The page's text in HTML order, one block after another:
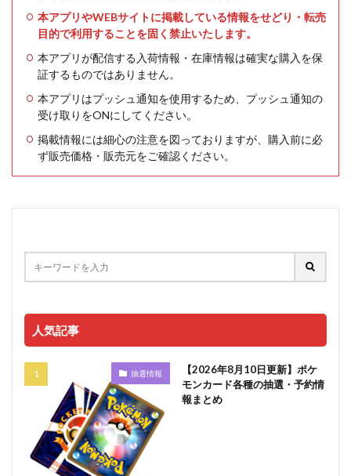
本アプリやWEBサイトに掲載している情報をせどり・転売
目的で利用することを固く禁止いたします。
本アプリが配信する入荷情報・在庫情報は確実な購入を保
証するものではありません。
本アプリはプッシュ通知を使用するため、プッシュ通知の
受け取りをONにしてください。
掲載情報には細心の注意を図っておりますが、購入前に必
ず販売価格・販売元をご確認ください。
人気記事
抽選情報
【2026年8月10日更新】ポケ
モンカード各種の抽選・予約情
報まとめ